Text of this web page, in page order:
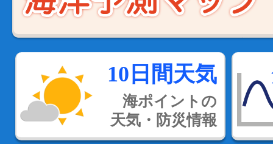
10日間天気
海ポイントの
天気・防災情報